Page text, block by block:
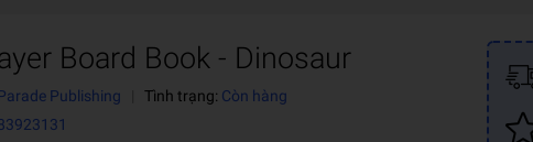
Board Book - Dinosaur
Publishing Tình trạng: Còn hàng